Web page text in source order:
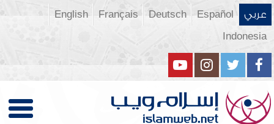
عربي Español
Deutsch
Français
English
Indonesia